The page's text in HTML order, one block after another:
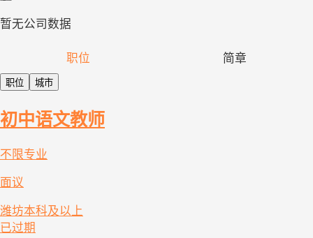
暂无公司数据
职位 简章
职位 城市
初中语文教师
不限专业
面议
潍坊本科及以上
已过期